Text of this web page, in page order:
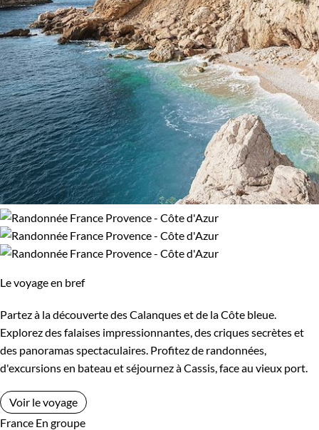
Le voyage en bref
Partez à la découverte des Calanques et de la Côte bleue.
Explorez des falaises impressionnantes, des criques secrètes et
des panoramas spectaculaires. Profitez de randonnées,
d'excursions en bateau et séjournez à Cassis, face au vieux port.
Voir le voyage
France En groupe